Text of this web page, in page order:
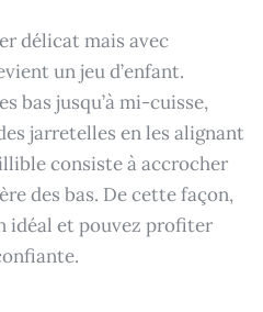
délicat mais avec
un jeu d’enfant.
bas jusqu’à mi-cuisse,
jarretelles en les alignant
consiste à accrocher
des bas. De cette façon,
idéal et pouvez profiter